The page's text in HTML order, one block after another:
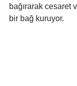
bağırarak cesaret
bir bağ kuruyor.